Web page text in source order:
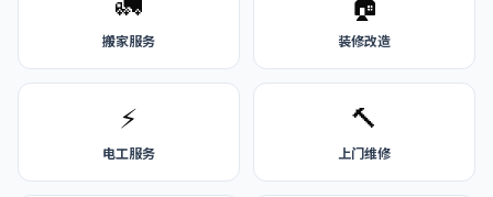
搬家服务 装修改造
⚡
电工服务
🔨
上门维修